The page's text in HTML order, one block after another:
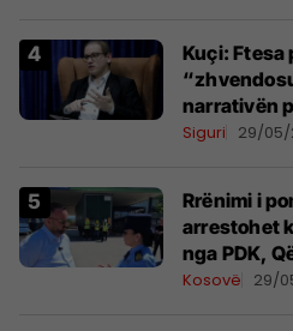
Kuçi: Ftesa
narrativën
serbëve
Siguri 29/05/
Rrënimi i
arrestohet
nga PDK,
Kosovë 29/